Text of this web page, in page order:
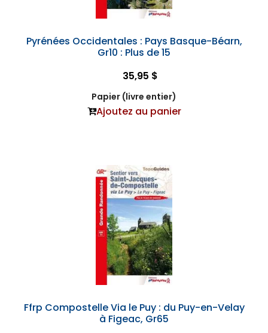
Pyrénées Occidentales : Pays Basque-Béarn,
Gr10 : Plus de 15
35,95 $
Papier (livre entier)
Ajoutez au panier
Ffrp Compostelle Via le Puy : du Puy-en-Velay
à Figeac, Gr65